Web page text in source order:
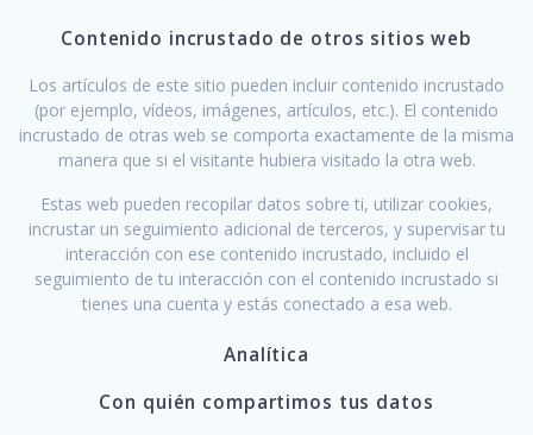
Contenido incrustado de otros sitios web
Los artículos de este sitio pueden incluir contenido incrustado
(por ejemplo, vídeos, imágenes, artículos, etc.). El contenido
incrustado de otras web se comporta exactamente de la misma
manera que si el visitante hubiera visitado la otra web.
Estas web pueden recopilar datos sobre ti, utilizar cookies,
incrustar un seguimiento adicional de terceros, y supervisar tu
interacción con ese contenido incrustado, incluido el
seguimiento de tu interacción con el contenido incrustado si
tienes una cuenta y estás conectado a esa web.
Analítica
Con quién compartimos tus datos